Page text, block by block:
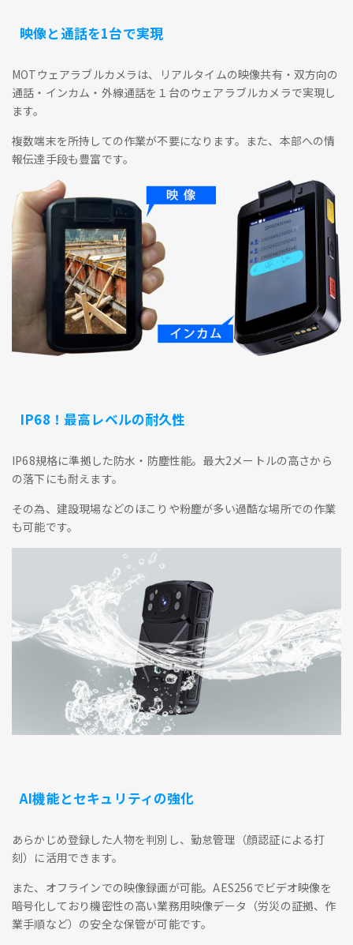
映像と通話を1台で実現
MOTウェアラブルカメラは、リアルタイムの映像共有・双方向の
通話・インカム・外線通話を１台のウェアラブルカメラで実現し
ます。
複数端末を所持しての作業が不要になります。また、本部への情
報伝達手段も豊富です。
IP68！最高レベルの耐久性
IP68規格に準拠した防水・防塵性能。最大2メートルの高さから
の落下にも耐えます。
その為、建設現場などのほこりや粉塵が多い過酷な場所での作業
も可能です。
AI機能とセキュリティの強化
あらかじめ登録した人物を判別し、勤怠管理（顔認証による打
刻）に活用できます。
また、オフラインでの映像録画が可能。AES256でビデオ映像を
暗号化しており機密性の高い業務用映像データ（労災の証拠、作
業手順など）の安全な保管が可能です。